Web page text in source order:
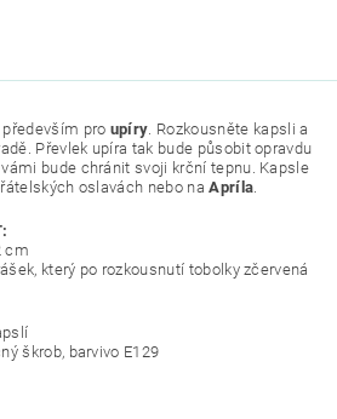
pro upíry. Rozkousněte kapsli a
Převlek upíra tak bude působit opravdu
bude chránit svoji krční tepnu. Kapsle
oslavách nebo naApríla.
cm
který po rozkousnutí tobolky zčervená
škrob, barvivo E129